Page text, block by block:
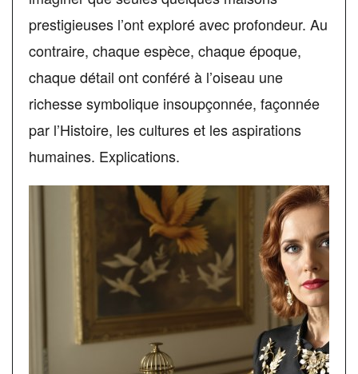
prestigieuses l’ont exploré avec profondeur. Au
contraire, chaque espèce, chaque époque,
chaque détail ont conféré à l’oiseau une
richesse symbolique insoupçonnée, façonnée
par l’Histoire, les cultures et les aspirations
humaines. Explications.